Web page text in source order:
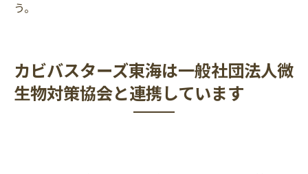
う。
カビバスターズ東海は一般社団法人微
生物対策協会と連携しています